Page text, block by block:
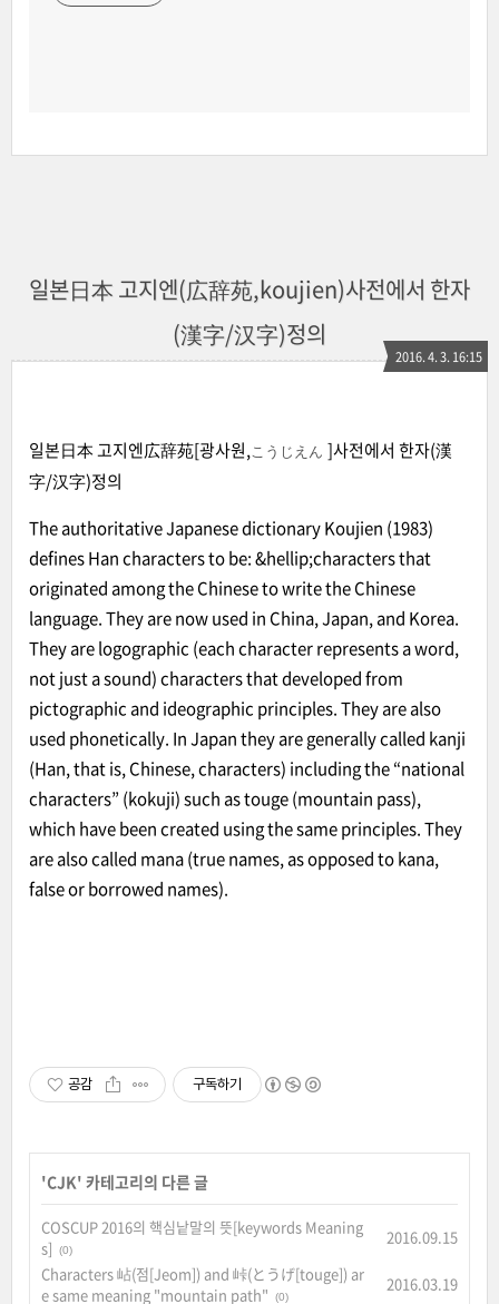
일본日本 고지엔(広辞苑,koujien)사전에서 한자
(漢字/汉字)정의
2016. 4. 3. 16:15
일본日本 고지엔広辞苑[광사원,こうじえん ]사전에서 한자(漢
字/汉字)정의
The authoritative Japanese dictionary Koujien (1983)
defines Han characters to be: &hellip;characters that
originated among the Chinese to write the Chinese
language. They are now used in China, Japan, and Korea.
They are logographic (each character represents a word,
not just a sound) characters that developed from
pictographic and ideographic principles. They are also
used phonetically. In Japan they are generally called kanji
(Han, that is, Chinese, characters) including the “national
characters” (kokuji) such as touge (mountain pass),
which have been created using the same principles. They
are also called mana (true names, as opposed to kana,
false or borrowed names).
공감 구독하기
'CJK' 카테고리의 다른 글
COSCUP 2016의 핵심낱말의 뜻[keywords Meaning
s]
(0)
2016.09.15
Characters 岾(점[Jeom]) and 峠(とうげ[touge]) ar
e same meaning "mountain path"
(0)
2016.03.19